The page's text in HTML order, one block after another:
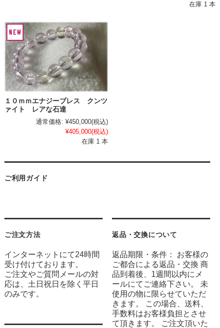
在庫 1 本
１０ｍｍエナジーブレス クンツ
ァイト レアな石達
通常価格: ¥450,000(税込)
¥405,000(税込)
在庫 1 本
ご利用ガイド
ご注文方法
インターネットにて24時間
受け付けております。
ご注文やご質問メールの対
応は、土日祝日を除く平日
のみです。
返品・交換について
返品期限・条件： お客様の
ご都合による返品・交換 商
品到着後、1週間以内にメ
ールにてご連絡下さい。 未
使用の物に限らせていただ
きます。 この場合、送料、
手数料はお客様負担とさせ
て頂きます。 ご注文頂いた